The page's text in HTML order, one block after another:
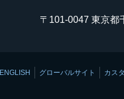
〒101-0047 東京都
ENGLISH グローバルサイト カス